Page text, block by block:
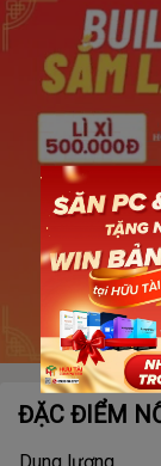
ĐẶC ĐIỂM